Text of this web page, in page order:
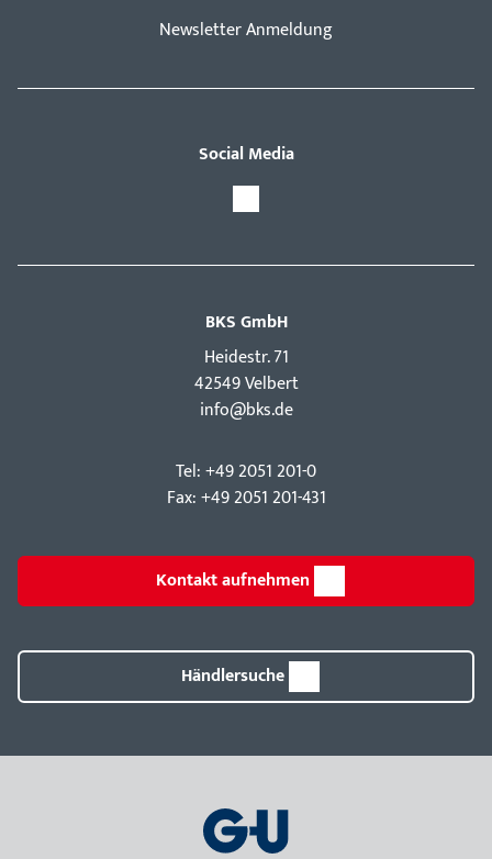
Newsletter Anmeldung
Social Media
BKS GmbH
Hei­destr. 71
42549 Velbert
info@bks.de
Tel: +49 2051 201-0
Fax: +49 2051 201-431
Kontakt aufnehmen
Händlersuche